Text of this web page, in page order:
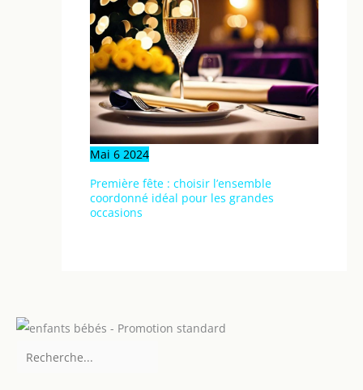
Mai 6 2024
Première fête : choisir l’ensemble
coordonné idéal pour les grandes
occasions